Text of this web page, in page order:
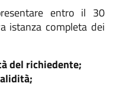
entro il 30
istanza completa dei
del richiedente;